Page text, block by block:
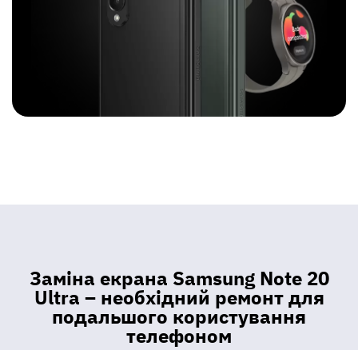
Заміна екрана Samsung Note 20
Ultra – необхідний ремонт для
подальшого користування
телефоном